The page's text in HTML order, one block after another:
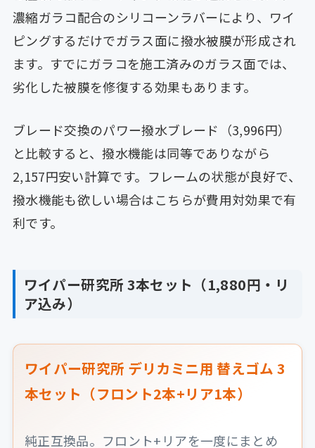
濃縮ガラコ配合のシリコーンラバーにより、ワイ
ピングするだけでガラス面に撥水被膜が形成され
ます。すでにガラコを施工済みのガラス面では、
劣化した被膜を修復する効果もあります。
ブレード交換のパワー撥水ブレード（3,996円）
と比較すると、撥水機能は同等でありながら
2,157円安い計算です。フレームの状態が良好で、
撥水機能も欲しい場合はこちらが費用対効果で有
利です。
ワイパー研究所 3本セット（1,880円・リ
ア込み）
ワイパー研究所 デリカミニ用 替えゴム 3
本セット（フロント2本+リア1本）
純正互換品。フロント+リアを一度にまとめ